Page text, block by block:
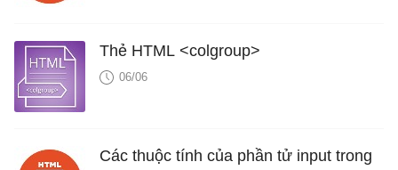
Thẻ HTML <colgroup>
06/06
Các thuộc tính của phần tử input trong